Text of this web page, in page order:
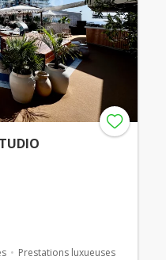
Prestations luxueuses